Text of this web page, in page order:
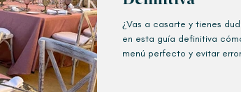
¿Vas a casarte y tienes
en esta guía definitiva
menú perfecto y evitar